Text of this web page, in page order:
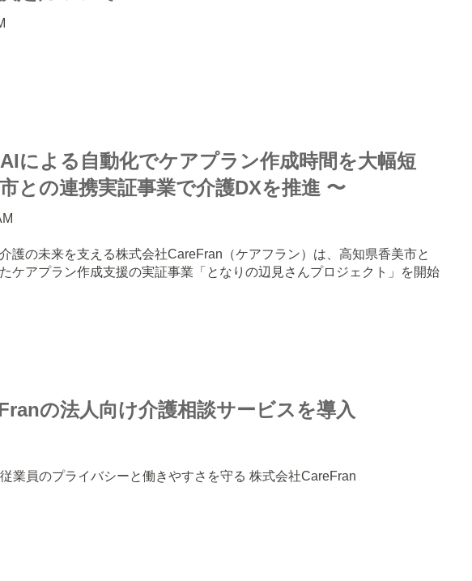
による自動化でケアプラン作成時間を大幅短
との連携実証事業で介護DXを推進 〜
護の未来を支える株式会社CareFran（ケアフラン）は、高知県香美市と
ケアプラン作成支援の実証事業「となりの辺見さんプロジェクト」を開始
の法人向け介護相談サービスを導入
業員のプライバシーと働きやすさを守る 株式会社CareFran